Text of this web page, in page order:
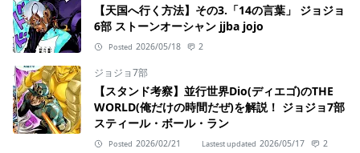
【天国へ行く方法】その3.「14の言葉」 ジョジョ
6部 ストーンオーシャン jjba jojo
Posted 2026/05/18 2
ジョジョ7部
【スタンド考察】並行世界Dio(ディエゴ)のTHE
WORLD(俺だけの時間だぜ)を解説！ ジョジョ7部
スティール・ボール・ラン
Posted 2026/02/21 Lastest updated 2026/05/17 2